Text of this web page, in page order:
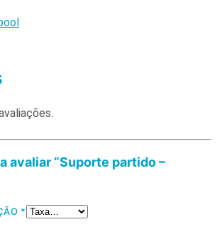
avaliar “Suporte partido –
*